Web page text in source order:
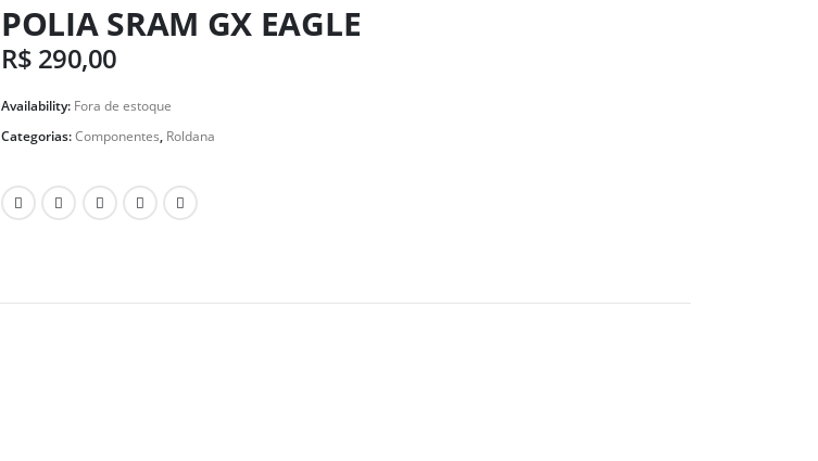
POLIA SRAM GX EAGLE
R$ 290,00
Availability: Fora de estoque
Categorias:Componentes, Roldana